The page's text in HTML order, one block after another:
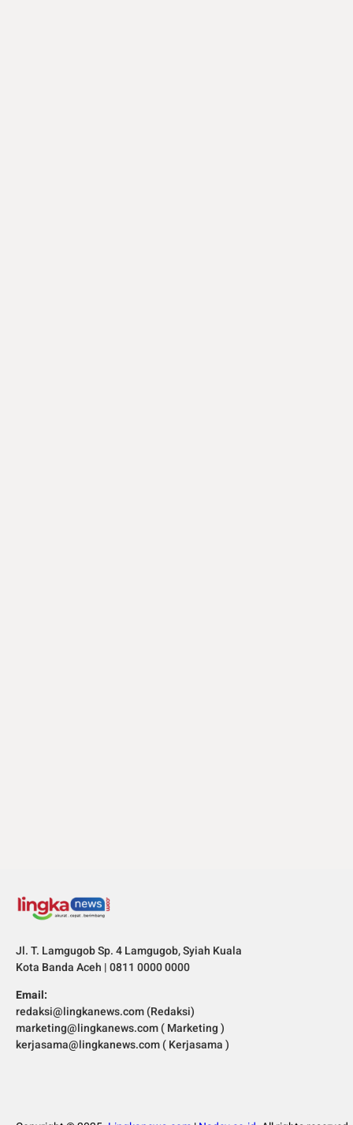
Jl. T. Lamgugob Sp. 4 Lamgugob, Syiah Kuala
Kota Banda Aceh | 0811 0000 0000
Email:
redaksi@lingkanews.com (Redaksi)
marketing@lingkanews.com ( Marketing )
kerjasama@lingkanews.com ( Kerjasama )